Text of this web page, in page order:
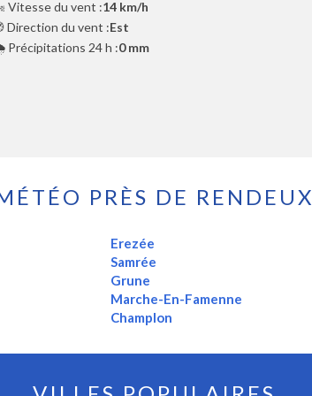
Vitesse du vent :14 km/h
Direction du vent :Est
Précipitations 24 h :0 mm
PRÈS DE RENDEUX
Erezée
Samrée
Grune
Marche-En-Famenne
Champlon